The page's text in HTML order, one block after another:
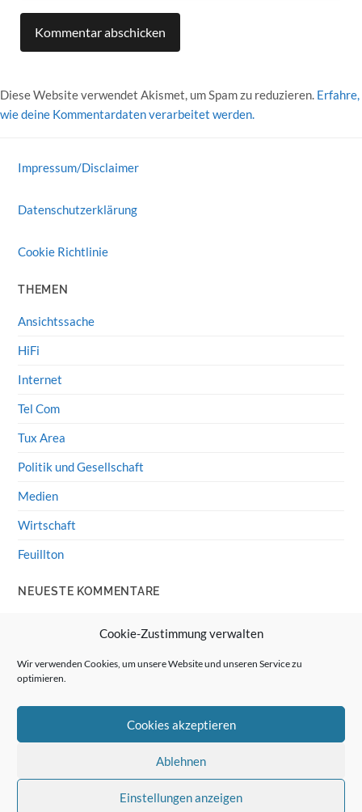
Cookie-Zustimmung verwalten
Wir verwenden Cookies, um unsere Website und unseren Service zu
optimieren.
Cookies akzeptieren
Ablehnen
Einstellungen anzeigen
Diese Website verwendet Akismet, um Spam zu reduzieren. Erfahre,
wie deine Kommentardaten verarbeitet werden.
Impressum/Disclaimer
Datenschutzerklärung
Cookie Richtlinie
THEMEN
Ansichtssache
HiFi
Internet
Tel Com
Tux Area
Politik und Gesellschaft
Medien
Wirtschaft
Feuillton
NEUESTE KOMMENTARE
Wolff von Rechenberg
Linux Mint: Google Drive integrieren
HiFi-Klassiker: Celestion 3